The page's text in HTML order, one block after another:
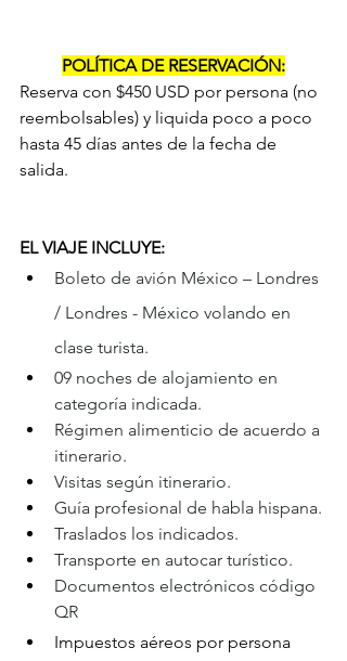
POLÍTICA DE RESERVACIÓN:
Reserva con $450 USD por persona (no
reembolsables) y liquida poco a poco
hasta 45 días antes de la fecha de
salida.
EL VIAJE INCLUYE:
Boleto de avión México – Londres
/ Londres - México volando en
clase turista.
09 noches de alojamiento en
categoría indicada.
Régimen alimenticio de acuerdo a
itinerario.
Visitas según itinerario.
Guía profesional de habla hispana.
Traslados los indicados.
Transporte en autocar turístico.
Documentos electrónicos código
QR
Impuestos aéreos por persona